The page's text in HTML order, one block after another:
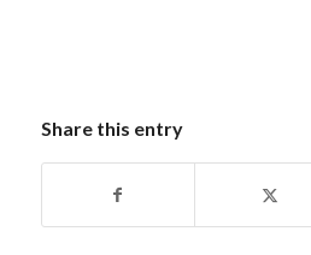
Share this entry